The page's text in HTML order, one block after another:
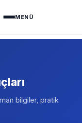
MENÜ
bilgiler, pratik